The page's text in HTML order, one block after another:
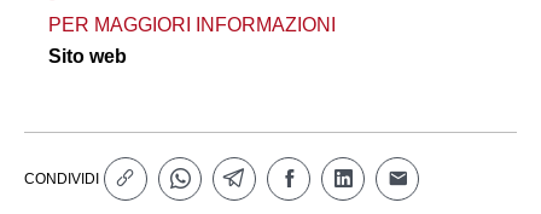
PER MAGGIORI INFORMAZIONI
Sito web
CONDIVIDI